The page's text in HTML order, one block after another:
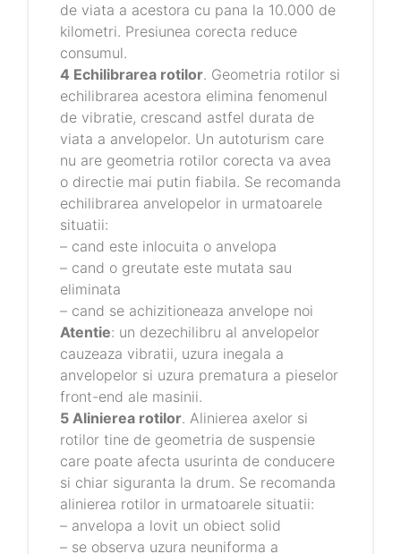
de viata a acestora cu pana la 10.000 de
kilometri. Presiunea corecta reduce
consumul.
4 Echilibrarea rotilor. Geometria rotilor si
echilibrarea acestora elimina fenomenul
de vibratie, crescand astfel durata de
viata a anvelopelor. Un autoturism care
nu are geometria rotilor corecta va avea
o directie mai putin fiabila. Se recomanda
echilibrarea anvelopelor in urmatoarele
situatii:
– cand este inlocuita o anvelopa
– cand o greutate este mutata sau
eliminata
– cand se achizitioneaza anvelope noi
Atentie: un dezechilibru al anvelopelor
cauzeaza vibratii, uzura inegala a
anvelopelor si uzura prematura a pieselor
front-end ale masinii.
5 Alinierea rotilor. Alinierea axelor si
rotilor tine de geometria de suspensie
care poate afecta usurinta de conducere
si chiar siguranta la drum. Se recomanda
alinierea rotilor in urmatoarele situatii:
– anvelopa a lovit un obiect solid
– se observa uzura neuniforma a